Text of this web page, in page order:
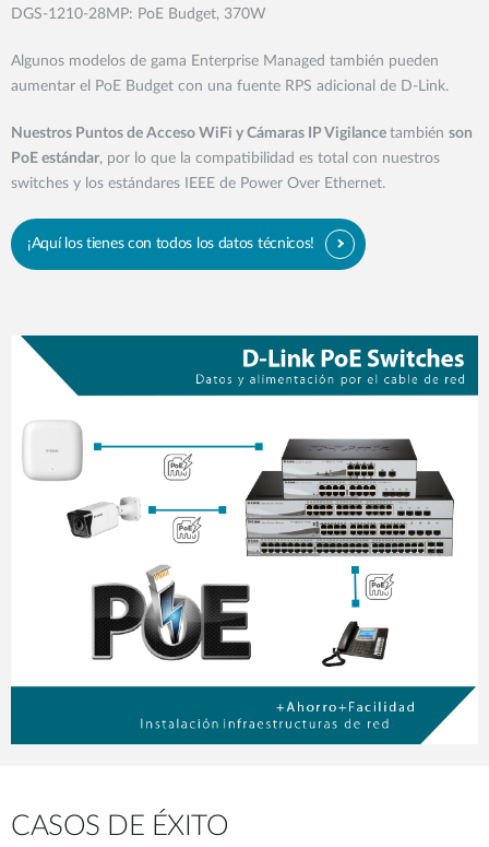
DGS-1210-28MP: PoE Budget, 370W
Algunos modelos de gama Enterprise Managed también pueden
aumentar el PoE Budget con una fuente RPS adicional de D-Link.
Nuestros Puntos de Acceso WiFi y Cámaras IP Vigilance también son
PoE estándar, por lo que la compatibilidad es total con nuestros
switches y los estándares IEEE de Power Over Ethernet.
¡Aquí los tienes con todos los datos técnicos!
CASOS DE ÉXITO